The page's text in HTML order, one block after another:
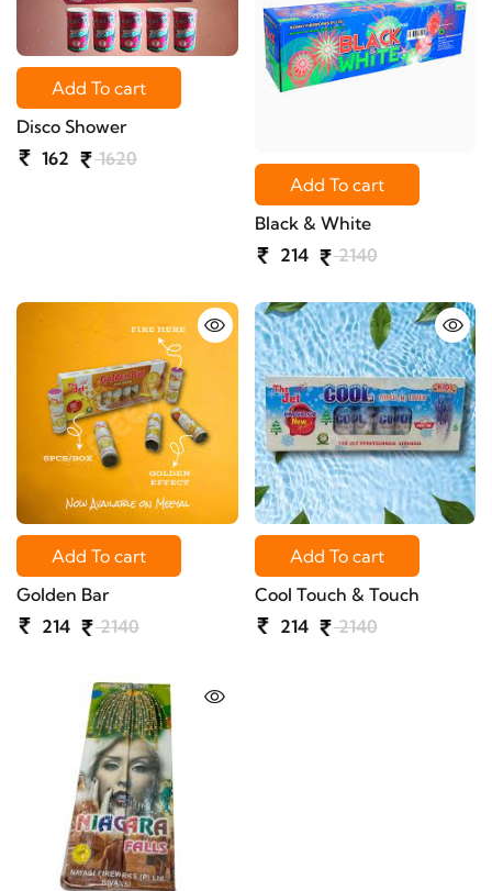
Add To cart
Disco Shower
162
1620
Add To cart
Black & White
214
2140
Add To cart
Golden Bar
214
2140
Add To cart
Cool Touch & Touch
214
2140